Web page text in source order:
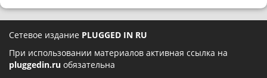
Сетевое издание PLUGGED IN RU
При использовании материалов активная ссылка на
pluggedin.ru обязательна